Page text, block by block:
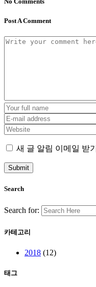
Post A Comment
새 글 알림 이메일 받기
Search
Search for:
카테고리
2018 (12)
태그